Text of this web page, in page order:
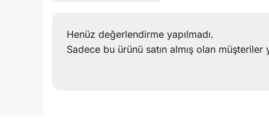
Henüz değerlendirme yapılmadı.
Sadece bu ürünü satın almış olan